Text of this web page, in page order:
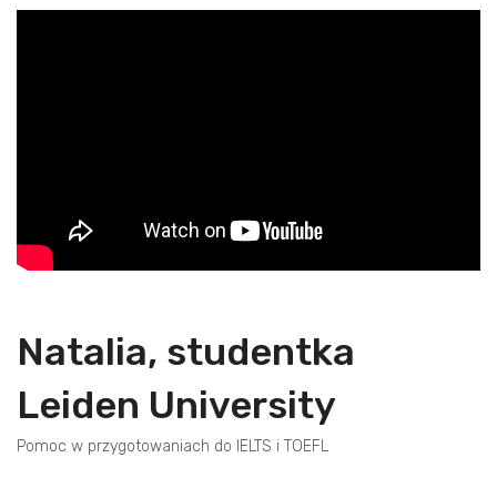
Natalia, studentka
Leiden University
Pomoc w przygotowaniach do IELTS i TOEFL